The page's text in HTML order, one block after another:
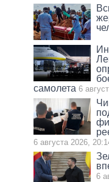
самолета 6
6 августа 2026,
6